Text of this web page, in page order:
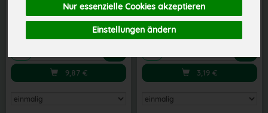
Nur essenzielle Cookies akzeptieren
Einstellungen ändern
Stück
9,87 €
Stück
3,19 €